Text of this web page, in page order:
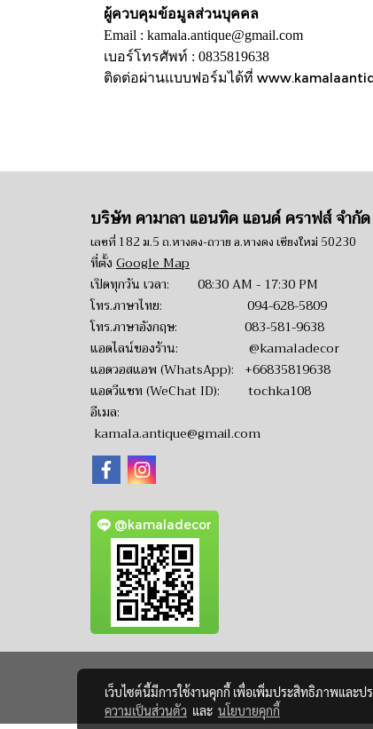
ผู้ควบคุมข้อมูลส่วนบุคคล
Email : kamala.antique@gmail.com
เบอร์โทรศัพท์ : 0835819638
ติดต่อผ่านแบบฟอร์มได้ที่
บริษัท คามาลา แอนทิค แอนด์ คราฟส์ จำกัด
เลขที่ 182 ม.5 ถ.หางดง-ถวาย อ.หางดง เชียงใหม่ 50230
ที่ตั้ง Google Map
เปิดทุกวัน เวลา: 08:30 AM - 17:30 PM
โทร.ภาษาไทย: 094-628-5809
โทร.ภาษาอังกฤษ: 083-581-9638
แอดไลน์ของร้าน: @kamaladecor
แอดวอสแอพ (WhatsApp): +66835819638
แอดวีแชท (WeChat ID): tochka108
อีเมล:
kamala.antique@gmail.com
@kamaladecor
เว็บไซต์นี้มีการใช้งานคุกกี้ เพื่อเพิ่มประสิทธิภาพและ
ความเป็นส่วนตัว และ นโยบายคุกกี้